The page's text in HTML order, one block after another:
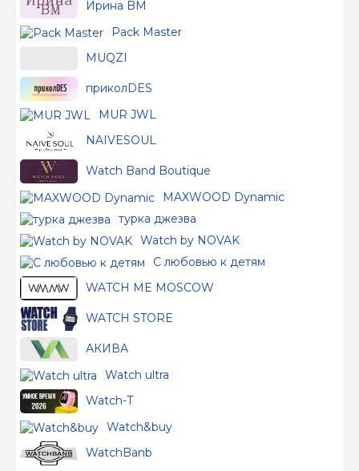
Ирина BM
Pack Master
MUQZI
приколDES
MUR JWL
NAIVESOUL
Watch Band Boutique
MAXWOOD Dynamic
турка джезва
Watch by NOVAK
С любовью к детям
WATCH ME MOSCOW
WATCH STORE
АКИВА
Watch ultra
Watch-T
Watch&buy
WatchBanb